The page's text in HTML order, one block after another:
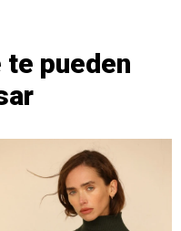
pueden